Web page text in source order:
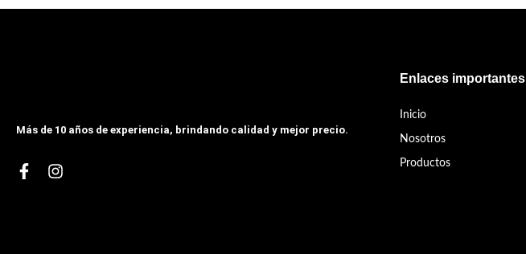
Más de 10 años de experiencia, brindando calidad y mejor precio.
Enlaces importantes
Inicio
Nosotros
Productos